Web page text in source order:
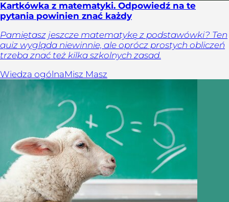
Kartkówka z matematyki. Odpowiedź na te
pytania powinien znać każdy
Pamiętasz jeszcze matematykę z podstawówki? Ten
quiz wygląda niewinnie, ale oprócz prostych obliczeń
trzeba znać też kilka szkolnych zasad.
Wiedza ogólnaMisz Masz